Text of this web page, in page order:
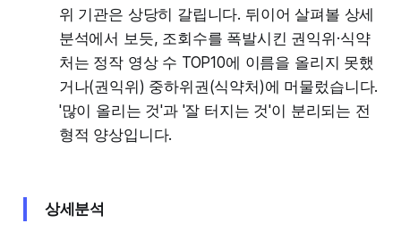
위 기관은 상당히 갈립니다. 뒤이어 살펴볼 상세
분석에서 보듯, 조회수를 폭발시킨 권익위·식약
처는 정작 영상 수 TOP10에 이름을 올리지 못했
거나(권익위) 중하위권(식약처)에 머물렀습니다.
'많이 올리는 것'과 '잘 터지는 것'이 분리되는 전
형적 양상입니다.
상세분석